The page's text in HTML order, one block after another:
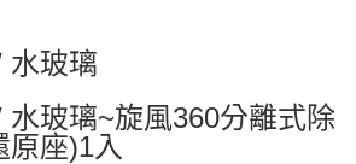
水玻璃
水玻璃~旋風360分離式除
原座)1入